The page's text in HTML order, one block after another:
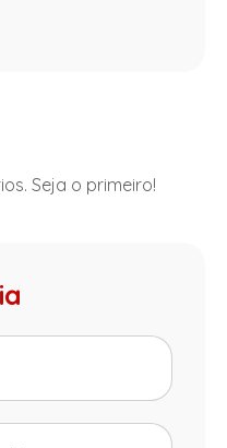
Seja o primeiro!